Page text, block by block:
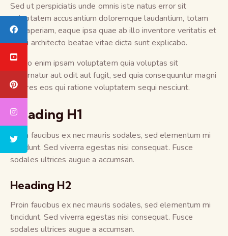
Sed ut perspiciatis unde omnis iste natus error sit
voluptatem accusantium doloremque laudantium, totam
rem aperiam, eaque ipsa quae ab illo inventore veritatis et
quasi architecto beatae vitae dicta sunt explicabo.
Nemo enim ipsam voluptatem quia voluptas sit
aspernatur aut odit aut fugit, sed quia consequuntur magni
dolores eos qui ratione voluptatem sequi nesciunt.
Heading H1
Proin faucibus ex nec mauris sodales, sed elementum mi
tincidunt. Sed viverra egestas nisi consequat. Fusce
sodales ultrices augue a accumsan.
Heading H2
Proin faucibus ex nec mauris sodales, sed elementum mi
tincidunt. Sed viverra egestas nisi consequat. Fusce
sodales ultrices augue a accumsan.